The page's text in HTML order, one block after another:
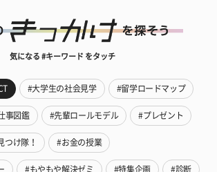
気になる #キーワード をタッチ
#大学生の社会見学 #留学ロードマップ
事図鑑 #先輩ロールモデル #プレゼント
つけ隊！ #お金の授業
#もやもや解決ゼミ #特集企画 #診断